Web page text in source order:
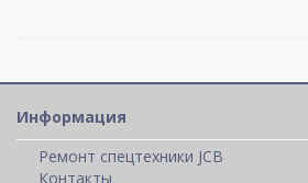
Информация
Ремонт спецтехники JCB
Контакты